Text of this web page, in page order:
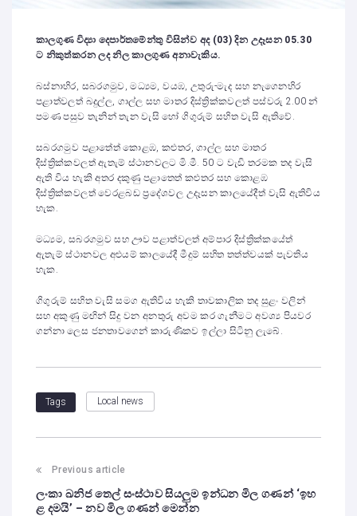
කාලගුණ විද්‍යා දෙපාර්තමේන්තු විසින්ව අද (03) දින උදෑසන 05.30
ට නිකුත්කරන ලද නිල කාලගුණ අනාවැකිය.
බස්නාහිර, සබරගමුව, මධ්‍යම, වයඹ, උතුරු-මැද සහ නැගෙනහිර
පළාත්වලත් බදුල්ල, ගාල්ල සහ මාතර දිස්ත්‍රික්කවලත් පස්වරු 2.00 න්
පමණ පසුව තැනින් තැන වැසි හෝ ගිගුරුම් සහිත වැසි ඇතිවේ.
සබරගමුව පළාතේත් කොළඹ, කළුතර, ගාල්ල සහ මාතර
දිස්ත්‍රික්කවලත් ඇතැම් ස්ථානවලට මි.මී. 50 ට වැඩි තරමක තද වැසි
ඇති විය හැකි අතර දකුණු පළාතෙත් කළුතර සහ කොළඹ
දිස්ත්‍රික්කවලත් වෙරළබඩ ප්‍රදේශවල උදෑසන කාලයේදීත් වැසි ඇතිවිය
හැක.
මධ්‍යම, සබරගමුව සහ ඌව පළාත්වලත් අම්පාර දිස්ත්‍රික්කයේත්
ඇතැම් ස්ථානවල අළුයම් කාලයේදී මීදුම් සහිත තත්ත්වයක් පැවතිය
හැක.
ගිගුරුම් සහිත වැසි සමග ඇතිවිය හැකි තාවකාලික තද සුළං වලින්
සහ අකුණු මඟින් සිදු වන අනතුරු අවම කර ගැනීමට අවශ්‍ය පියවර
ගන්නා ලෙස ජනතාවගෙන් කාරුණිකව ඉල්ලා සිටිනු ලැබේ.
Tags Local news
Previous article
ලංකා ඛනිජ තෙල් සංස්ථාව සියලුම ඉන්ධන මිල ගණන් ‘ඉහ
ළ දමයි’ – නව මිල ගණන් මෙන්න